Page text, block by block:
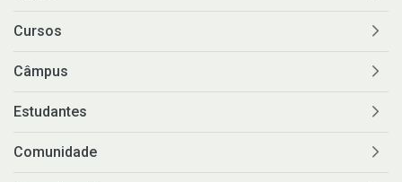
Cursos
Câmpus
Estudantes
Comunidade